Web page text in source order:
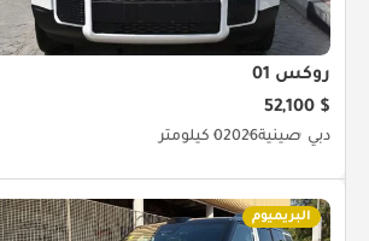
روكس 01
$ 52,100
دبي صينية20260 كيلومتر
البريميوم